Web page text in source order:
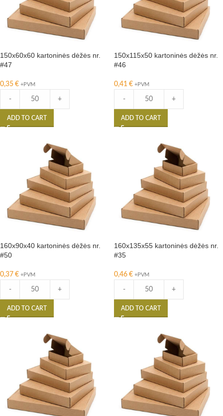
150x60x60 kartoninės dėžės nr.
#47
0,35 € +PVM
- +
ADD TO CART
150x115x50 kartoninės dėžės nr.
#46
0,41 € +PVM
- +
ADD TO CART
160x90x40 kartoninės dėžės nr.
#50
0,37 € +PVM
- +
ADD TO CART
160x135x55 kartoninės dėžės nr.
#35
0,46 € +PVM
- +
ADD TO CART